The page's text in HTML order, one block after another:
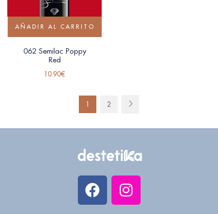
AÑADIR AL CARRITO
062 Semilac Poppy
Red
10.90€
1 2